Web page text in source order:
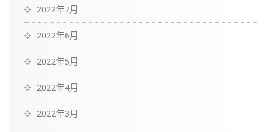
2022年7月
2022年6月
2022年5月
2022年4月
2022年3月